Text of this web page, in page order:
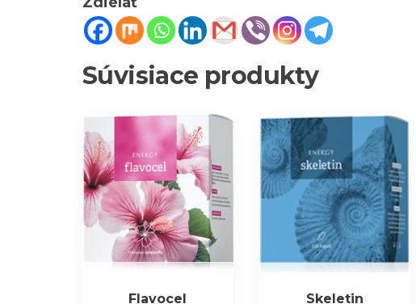
Súvisiace produkty
Flavocel Skeletin